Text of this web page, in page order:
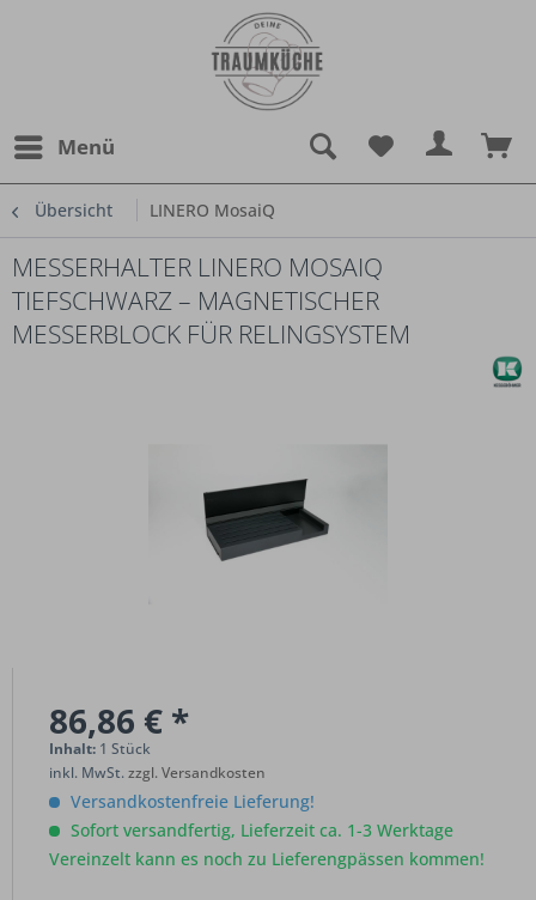
Menü
Übersicht LINERO MosaiQ
MESSERHALTER LINERO MOSAIQ
TIEFSCHWARZ – MAGNETISCHER
MESSERBLOCK FÜR RELINGSYSTEM
86,86 € *
Inhalt: 1 Stück
inkl. MwSt.zzgl. Versandkosten
Versandkostenfreie Lieferung!
Sofort versandfertig, Lieferzeit ca. 1-3 Werktage
Vereinzelt kann es noch zu Lieferengpässen kommen!